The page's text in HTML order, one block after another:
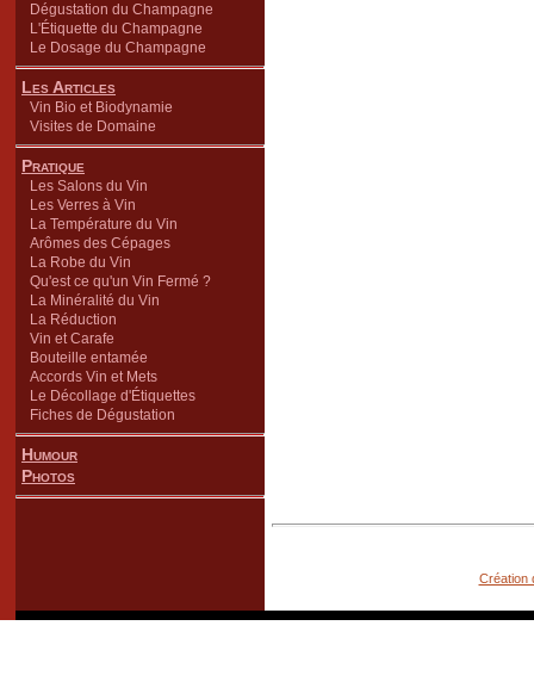
Dégustation du Champagne
L'Étiquette du Champagne
Le Dosage du Champagne
Les Articles
Vin Bio et Biodynamie
Visites de Domaine
Pratique
Les Salons du Vin
Les Verres à Vin
La Température du Vin
Arômes des Cépages
La Robe du Vin
Qu'est ce qu'un Vin Fermé ?
La Minéralité du Vin
La Réduction
Vin et Carafe
Bouteille entamée
Accords Vin et Mets
Le Décollage d'Étiquettes
Fiches de Dégustation
Humour
Photos
Création